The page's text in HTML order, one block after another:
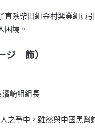
系柴田組金村興業組員
困境。
ジ 飾）
濱崎組組長
爭中，雖然與中國黑幫